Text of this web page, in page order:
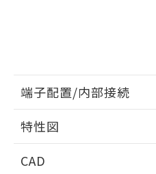
端子配置/内部接続
端子配置/内部接続
特性図
CAD
物質の対応では、対
荷製品に未対応品が混
欄に対応日を記載して
していることから、特
り、2022年1月12日